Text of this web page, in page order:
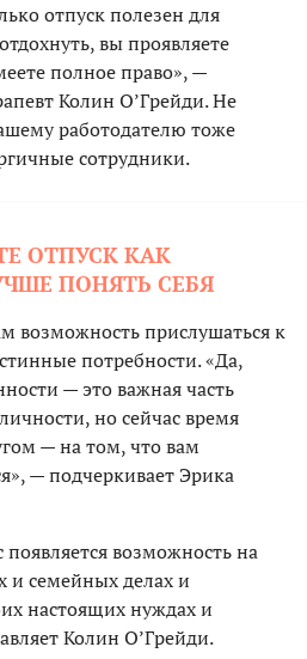
отпуск полезен для
вы проявляете
полное право», —
Колин О’Грейди. Не
работодателю тоже
сотрудники.
ОТПУСК КАК
ПОНЯТЬ СЕБЯ
возможность прислушаться к
потребности. «Да,
— это важная часть
но сейчас время
— на том, что вам
— подчеркивает Эрика
появляется возможность на
и семейных делах и
настоящих нуждах и
Колин О’Грейди.